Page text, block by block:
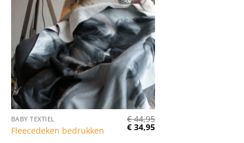
BABY TEXTIEL
Fleecedeken bedrukken
€44,95
Oorspronkelijke
€ 34,95Huidige